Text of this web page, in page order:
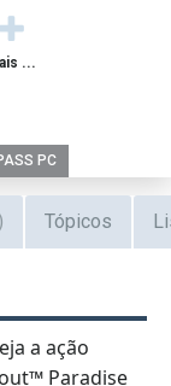
...
PC
Tópicos
a ação
Paradise